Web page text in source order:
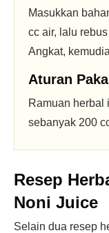
Masukkan
cc air, lalu
Angkat,
Aturan
Ramuan herbal
sebanyak 200
Resep
Noni Juice
Selain dua resep